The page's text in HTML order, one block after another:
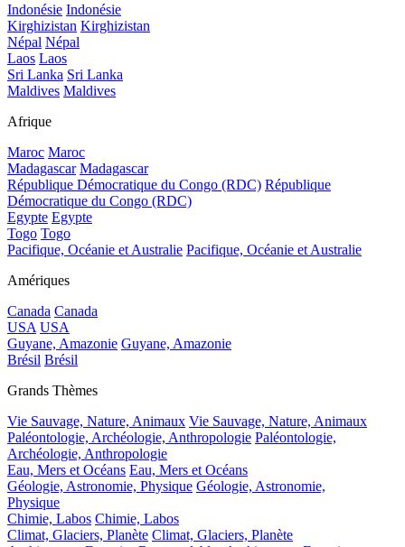
Indonésie Indonésie
Kirghizistan Kirghizistan
Népal Népal
Laos Laos
Sri Lanka Sri Lanka
Maldives Maldives
Afrique
Maroc Maroc
Madagascar Madagascar
République Démocratique du Congo (RDC) République
Démocratique du Congo (RDC)
Egypte Egypte
Togo Togo
Pacifique, Océanie et Australie Pacifique, Océanie et Australie
Amériques
Canada Canada
USA USA
Guyane, Amazonie Guyane, Amazonie
Brésil Brésil
Grands Thèmes
Vie Sauvage, Nature, Animaux Vie Sauvage, Nature, Animaux
Paléontologie, Archéologie, Anthropologie Paléontologie,
Archéologie, Anthropologie
Eau, Mers et Océans Eau, Mers et Océans
Géologie, Astronomie, Physique Géologie, Astronomie,
Physique
Chimie, Labos Chimie, Labos
Climat, Glaciers, Planète Climat, Glaciers, Planète